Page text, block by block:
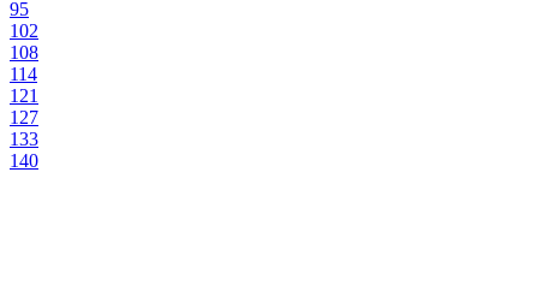
95
102
108
114
121
127
133
140